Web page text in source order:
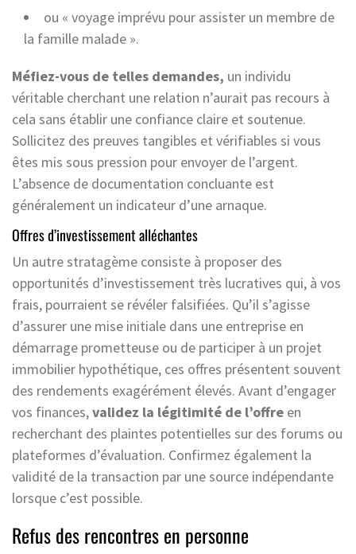
ou « voyage imprévu pour assister un membre de
la famille malade ».
Méfiez-vous de telles demandes, un individu
véritable cherchant une relation n’aurait pas recours à
cela sans établir une confiance claire et soutenue.
Sollicitez des preuves tangibles et vérifiables si vous
êtes mis sous pression pour envoyer de l’argent.
L’absence de documentation concluante est
généralement un indicateur d’une arnaque.
Offres d’investissement alléchantes
Un autre stratagème consiste à proposer des
opportunités d’investissement très lucratives qui, à vos
frais, pourraient se révéler falsifiées. Qu’il s’agisse
d’assurer une mise initiale dans une entreprise en
démarrage prometteuse ou de participer à un projet
immobilier hypothétique, ces offres présentent souvent
des rendements exagérément élevés. Avant d’engager
vos finances,validez la légitimité de l’offre en
recherchant des plaintes potentielles sur des forums ou
plateformes d’évaluation. Confirmez également la
validité de la transaction par une source indépendante
lorsque c’est possible.
Refus des rencontres en personne